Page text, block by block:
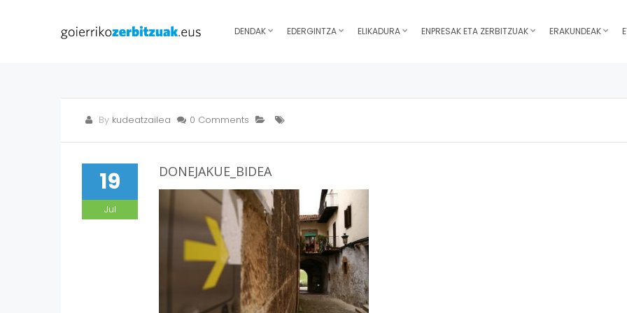
DENDAK EDERGINTZA ELIKADURA ENPRESAK ETA ZERBITZUAK ERAKUNDEAK
By kudeatzailea 0 Comments
19
Jul
DONEJAKUE_BIDEA